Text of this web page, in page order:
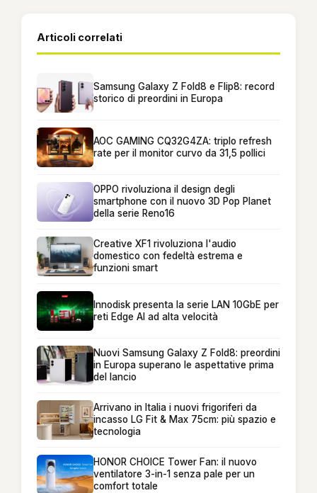
Articoli correlati
Samsung Galaxy Z Fold8 e Flip8: record
storico di preordini in Europa
AOC GAMING CQ32G4ZA: triplo refresh
rate per il monitor curvo da 31,5 pollici
OPPO rivoluziona il design degli
smartphone con il nuovo 3D Pop Planet
della serie Reno16
Creative XF1 rivoluziona l'audio
domestico con fedeltà estrema e
funzioni smart
Innodisk presenta la serie LAN 10GbE per
reti Edge AI ad alta velocità
Nuovi Samsung Galaxy Z Fold8: preordini
in Europa superano le aspettative prima
del lancio
Arrivano in Italia i nuovi frigoriferi da
incasso LG Fit & Max 75cm: più spazio e
tecnologia
HONOR CHOICE Tower Fan: il nuovo
ventilatore 3-in-1 senza pale per un
comfort totale